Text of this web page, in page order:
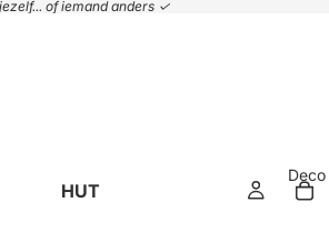
of iemand anders ✓
HUT
Deco